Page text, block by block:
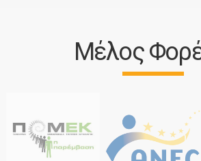
Μέλος